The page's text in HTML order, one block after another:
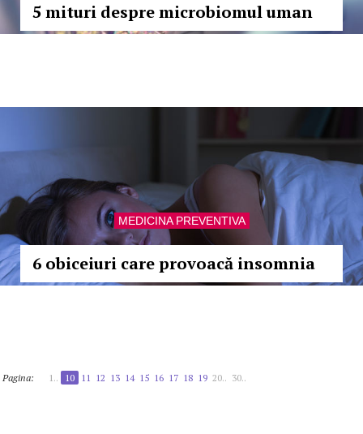
5 mituri despre microbiomul uman
MEDICINA PREVENTIVA
6 obiceiuri care provoacă insomnia
Pagina: 1.. 10 11 12 13 14 15 16 17 18 19 20.. 30..